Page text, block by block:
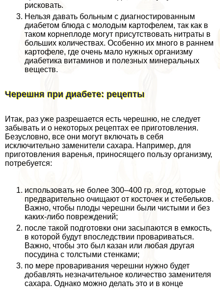
рисковать.
Нельзя давать больным с диагностированным
диабетом блюда с молодым картофелем, так как в
таком корнеплоде могут присутствовать нитраты в
больших количествах. Особенно их много в раннем
картофеле, где очень мало нужных организму
диабетика витаминов и полезных минеральных
веществ.
Черешня при диабете: рецепты
Итак, раз уже разрешается есть черешню, не следует
забывать и о некоторых рецептах ее приготовления.
Безусловно, все они могут включать в себя
исключительно заменители сахара. Например, для
приготовления варенья, приносящего пользу организму,
потребуется:
использовать не более 300–400 гр. ягод, которые
предварительно очищают от косточек и стебельков.
Важно, чтобы плоды черешни были чистыми и без
каких-либо повреждений;
после такой подготовки они засыпаются в емкость,
в которой будут впоследствии провариваться.
Важно, чтобы это был казан или любая другая
посудина с толстыми стенками;
по мере проваривания черешни нужно будет
добавлять незначительное количество заменителя
сахара. Однако можно делать это и в конце